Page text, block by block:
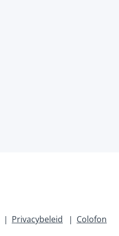
Privacybeleid Colofon